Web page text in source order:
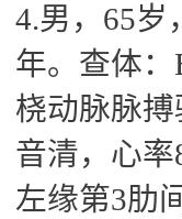
4.男，65岁
年。查体：
桡动脉脉
音清，心
左缘第3肋